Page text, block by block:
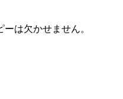
は欠かせません。